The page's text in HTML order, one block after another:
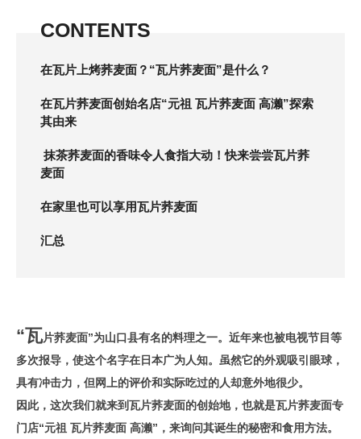
CONTENTS
在瓦片上烤荞麦面？“瓦片荞麦面”是什么？
在瓦片荞麦面创始名店“元祖 瓦片荞麦面 高濑”探索
其由来
抹茶荞麦面的香味令人食指大动！快来尝尝瓦片荞
麦面
在家里也可以享用瓦片荞麦面
汇总
“瓦片荞麦面”为山口县有名的料理之一。近年来也被电视节目等
多次报导，使这个名字在日本广为人知。虽然它的外观吸引眼球，
具有冲击力，但网上的评价和实际吃过的人却意外地很少。
因此，这次我们就来到瓦片荞麦面的创始地，也就是瓦片荞麦面专
门店“元祖 瓦片荞麦面 高濑”，来询问其诞生的秘密和食用方法。